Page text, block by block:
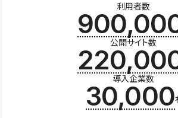
利用者数
公開サイト数
導入企業数
30,000